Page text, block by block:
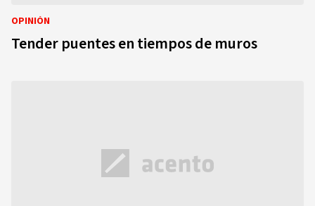
OPINIÓN
Tender puentes en tiempos de muros